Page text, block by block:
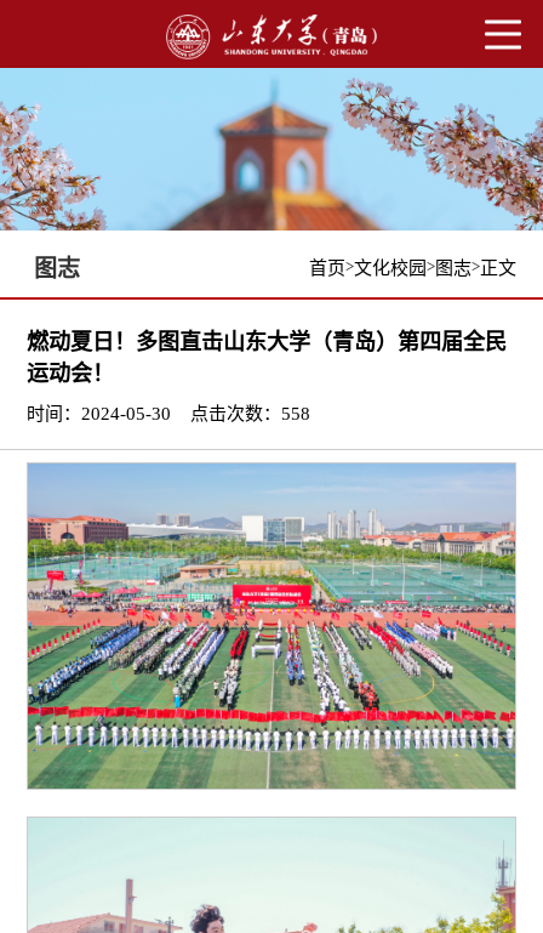
图志 首页>文化校园 >图志>正文
燃动夏日！多图直击山东大学（青岛）第四届全民
运动会！
时间：2024-05-30 点击次数：558